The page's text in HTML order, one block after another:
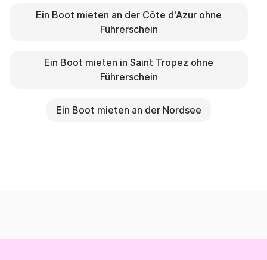
Ein Boot mieten an der Côte d'Azur ohne
Führerschein
Ein Boot mieten in Saint Tropez ohne
Führerschein
Ein Boot mieten an der Nordsee